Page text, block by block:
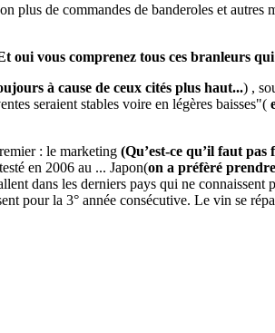
de commandes de banderoles et autres
oui vous comprenez tous ces branleurs
à cause de ceux cités plus haut...) ,
seraient stables voire en légères baisses"(
: le marketing (Qu’est-ce qu’il faut
en 2006 au ... Japon(on a préfèré
dans les derniers pays qui ne connaissent
pour la 3° année consécutive. Le vin se